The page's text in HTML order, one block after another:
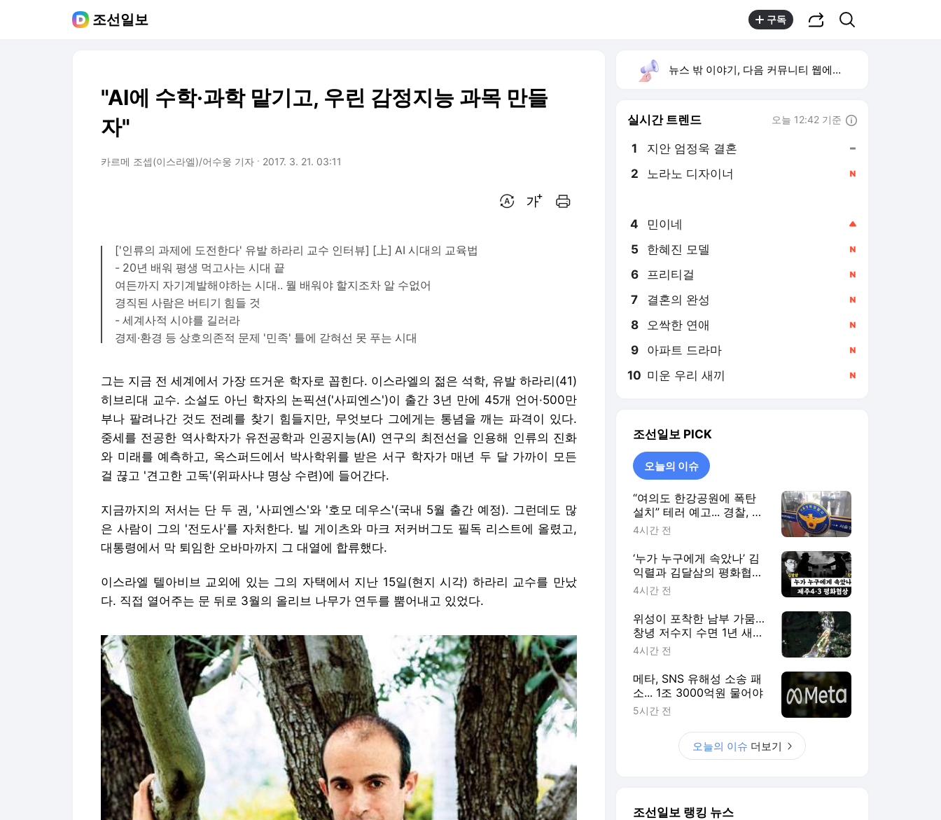
조선일보 구독
"AI에 수학·과학 맡기고, 우린 감정지능 과목 만들
자"
카르메 조셉(이스라엘)/어수웅 기자 2017. 3. 21. 03:11
['인류의 과제에 도전한다' 유발 하라리 교수 인터뷰] [上] AI 시대의 교육법
- 20년 배워 평생 먹고사는 시대 끝
여든까지 자기계발해야하는 시대.. 뭘 배워야 할지조차 알 수없어
경직된 사람은 버티기 힘들 것
- 세계사적 시야를 길러라
경제·환경 등 상호의존적 문제 '민족' 틀에 갇혀선 못 푸는 시대
그는 지금 전 세계에서 가장 뜨거운 학자로 꼽힌다. 이스라엘의 젊은 석학, 유발 하라리(41)
히브리대 교수. 소설도 아닌 학자의 논픽션('사피엔스')이 출간 3년 만에 45개 언어·500만
부나 팔려나간 것도 전례를 찾기 힘들지만, 무엇보다 그에게는 통념을 깨는 파격이 있다.
중세를 전공한 역사학자가 유전공학과 인공지능(AI) 연구의 최전선을 인용해 인류의 진화
와 미래를 예측하고, 옥스퍼드에서 박사학위를 받은 서구 학자가 매년 두 달 가까이 모든
걸 끊고 '견고한 고독'(위파사냐 명상 수련)에 들어간다.
지금까지의 저서는 단 두 권, '사피엔스'와 '호모 데우스'(국내 5월 출간 예정). 그런데도 많
은 사람이 그의 '전도사'를 자처한다. 빌 게이츠와 마크 저커버그도 필독 리스트에 올렸고,
대통령에서 막 퇴임한 오바마까지 그 대열에 합류했다.
이스라엘 텔아비브 교외에 있는 그의 자택에서 지난 15일(현지 시각) 하라리 교수를 만났
다. 직접 열어주는 문 뒤로 3월의 올리브 나무가 연두를 뿜어내고 있었다.
뉴스 밖 이야기, 다음 커뮤니티 웹에서 보기
실시간 트렌드 오늘 12:42 기준
1 지안 엄정욱 결혼
2 노라노 디자이너
4 민이네
5 한혜진 모델
6 프리티걸
7 결혼의 완성
8 오싹한 연애
9 아파트 드라마
10 미운 우리 새끼
조선일보 PICK
오늘의 이슈
“여의도 한강공원에 폭탄
설치” 테러 예고... 경찰, 작
성자 추적
4시간 전
‘누가 누구에게 속았나’ 김
익렬과 김달삼의 평화협상
[호준석의 역사전쟁]
4시간 전
위성이 포착한 남부 가뭄…
창녕 저수지 수면 1년 새
89% 줄었다
4시간 전
메타, SNS 유해성 소송 패
소... 1조 3000억원 물어야
5시간 전
오늘의 이슈 더보기
조선일보 랭킹 뉴스